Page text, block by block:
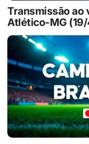
Transmissão ao
Atlético-MG